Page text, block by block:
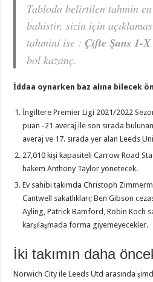
Tabloda belirtilen tahmin
bahistir, sizin için
tahmini ise :Çifte Şans 1-
bol kazanç.
İddaa oynarken baz alına bilecek
İngiltere Premier Ligi 2021/2022
puan -21 averaj ile son sırada
averaj ve 17. sırada yer alan Leeds
27,010 kişi kapasiteli Carrow Road
hakem Anthony Taylor yönetecek.
Ev sahibi takımda Christoph
Cantwell sakatlıkları; Ben Gibson
Ayling, Patrick Bamford, Robin Koch
karşılaşmada forma giyemeyecekler.
İki takımın daha
Norwich City ile Leeds Utd arasında